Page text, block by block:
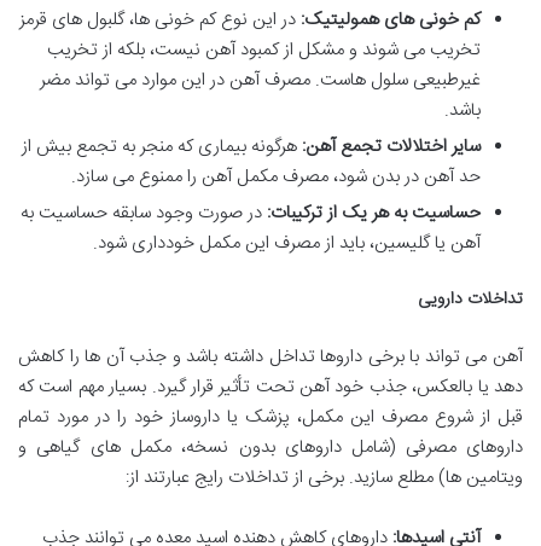
کم خونی های همولیتیک: در این نوع کم خونی ها، گلبول های قرمز
تخریب می شوند و مشکل از کمبود آهن نیست، بلکه از تخریب
غیرطبیعی سلول هاست. مصرف آهن در این موارد می تواند مضر
باشد.
سایر اختلالات تجمع آهن: هرگونه بیماری که منجر به تجمع بیش از
حد آهن در بدن شود، مصرف مکمل آهن را ممنوع می سازد.
حساسیت به هر یک از ترکیبات: در صورت وجود سابقه حساسیت به
آهن یا گلیسین، باید از مصرف این مکمل خودداری شود.
تداخلات دارویی
آهن می تواند با برخی داروها تداخل داشته باشد و جذب آن ها را کاهش
دهد یا بالعکس، جذب خود آهن تحت تأثیر قرار گیرد. بسیار مهم است که
قبل از شروع مصرف این مکمل، پزشک یا داروساز خود را در مورد تمام
داروهای مصرفی (شامل داروهای بدون نسخه، مکمل های گیاهی و
ویتامین ها) مطلع سازید. برخی از تداخلات رایج عبارتند از:
آنتی اسیدها: داروهای کاهش دهنده اسید معده می توانند جذب